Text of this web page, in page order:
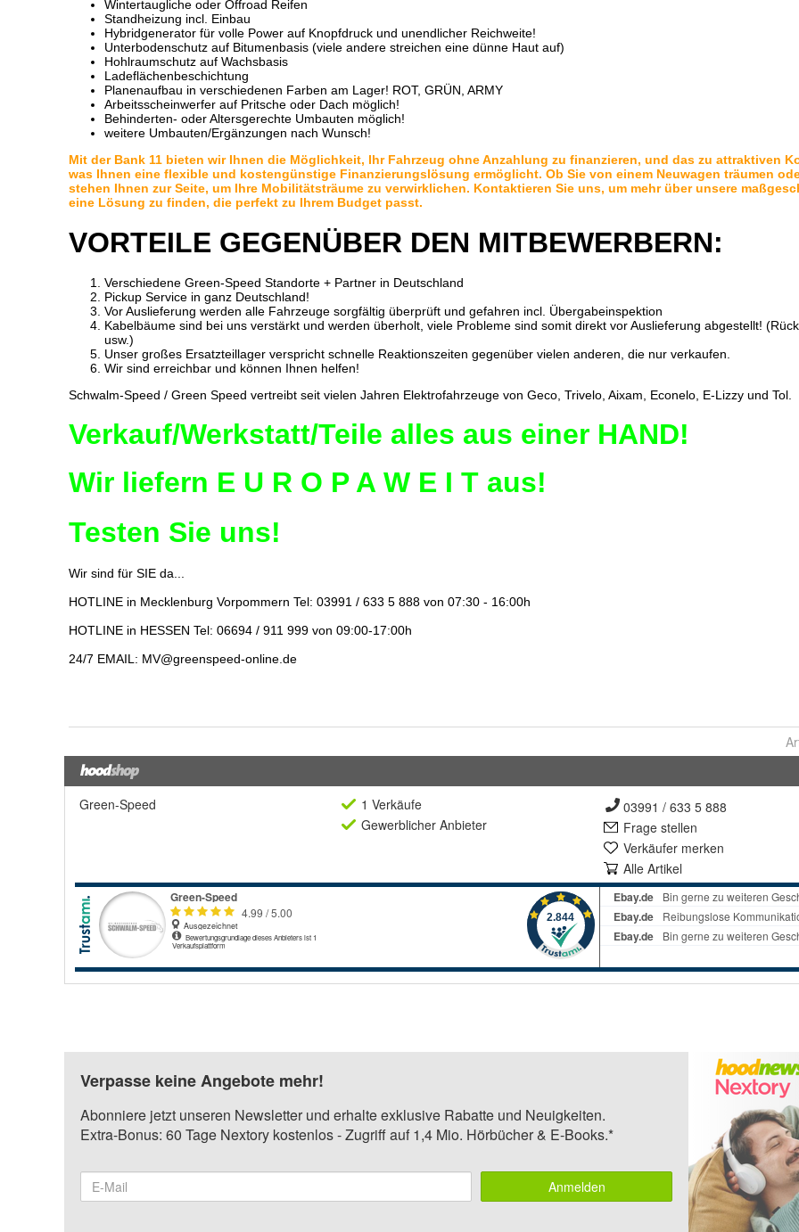
Green-Speed
1 Verkäufe
Gewerblicher Anbieter
03991 / 633 5 888
Frage stellen
Verkäufer merken
Alle Artikel
Verpasse keine Angebote mehr!
Abonniere jetzt unseren Newsletter und erhalte exklusive Rabatte und Neuigkeiten.
Extra-Bonus: 60 Tage Nextory kostenlos - Zugriff auf 1,4 Mio. Hörbücher & E-Books.*
Anmelden